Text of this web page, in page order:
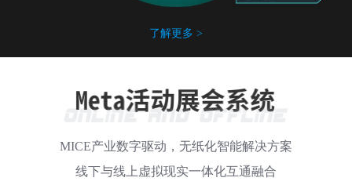
了解更多 >
MICE产业数字驱动，无纸化智能解决方案
线下与线上虚拟现实一体化互通融合